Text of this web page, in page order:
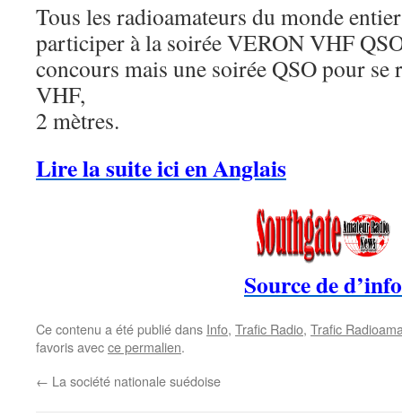
Tous les radioamateurs du monde
participer à la soirée VERON VHF
concours mais une soirée QSO pour se
VHF,
2 mètres.
Lire la suite ici en Anglais
Source de d’info
Ce contenu a été publié dans Info, Trafic Radio, Trafic
favoris avecce permalien.
← La société nationale suédoise